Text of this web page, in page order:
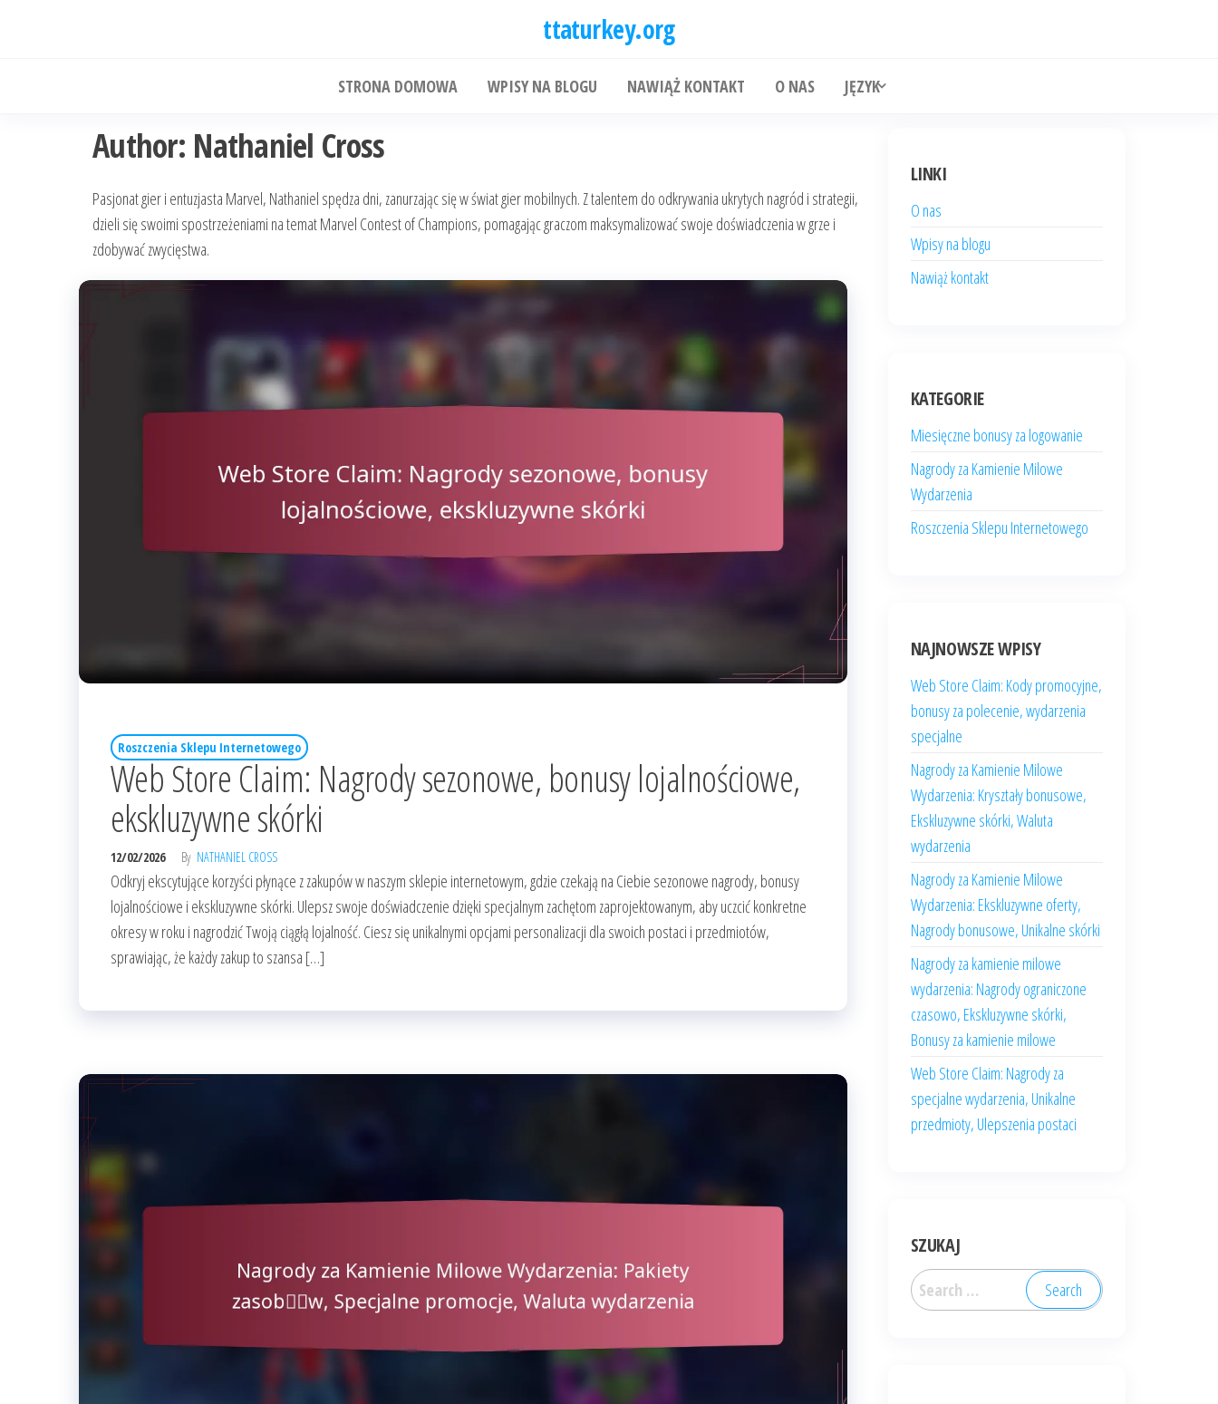
ttaturkey.org
STRONA DOMOWA WPISY NA BLOGU NAWIĄŻ KONTAKT O NAS JĘZYK
Author: Nathaniel Cross
Pasjonat gier i entuzjasta Marvel, Nathaniel spędza dni, zanurzając się w świat gier mobilnych. Z talentem do odkrywania ukrytych nagród i strategii,
dzieli się swoimi spostrzeżeniami na temat Marvel Contest of Champions, pomagając graczom maksymalizować swoje doświadczenia w grze i
zdobywać zwycięstwa.
Roszczenia Sklepu Internetowego
Web Store Claim: Nagrody sezonowe, bonusy lojalnościowe,
ekskluzywne skórki
12/02/2026 By NATHANIEL CROSS
Odkryj ekscytujące korzyści płynące z zakupów w naszym sklepie internetowym, gdzie czekają na Ciebie sezonowe nagrody, bonusy
lojalnościowe i ekskluzywne skórki. Ulepsz swoje doświadczenie dzięki specjalnym zachętom zaprojektowanym, aby uczcić konkretne
okresy w roku i nagrodzić Twoją ciągłą lojalność. Ciesz się unikalnymi opcjami personalizacji dla swoich postaci i przedmiotów,
sprawiając, że każdy zakup to szansa […]
LINKI
O nas
Wpisy na blogu
Nawiąż kontakt
KATEGORIE
Miesięczne bonusy za logowanie
Nagrody za Kamienie Milowe
Wydarzenia
Roszczenia Sklepu Internetowego
NAJNOWSZE WPISY
Web Store Claim: Kody promocyjne,
bonusy za polecenie, wydarzenia
specjalne
Nagrody za Kamienie Milowe
Wydarzenia: Kryształy bonusowe,
Ekskluzywne skórki, Waluta
wydarzenia
Nagrody za Kamienie Milowe
Wydarzenia: Ekskluzywne oferty,
Nagrody bonusowe, Unikalne skórki
Nagrody za kamienie milowe
wydarzenia: Nagrody ograniczone
czasowo, Ekskluzywne skórki,
Bonusy za kamienie milowe
Web Store Claim: Nagrody za
specjalne wydarzenia, Unikalne
przedmioty, Ulepszenia postaci
SZUKAJ
Search
for: